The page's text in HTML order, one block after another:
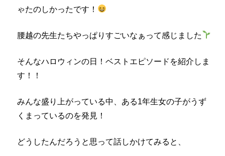
ゃたのしかったです！
腰越の先生たちやっぱりすごいなぁって感じました
そんなハロウィンの日！ベストエピソードを紹介しま
す！！
みんな盛り上がっている中、ある1年生女の子がうず
くまっているのを発見！
どうしたんだろうと思って話しかけてみると、